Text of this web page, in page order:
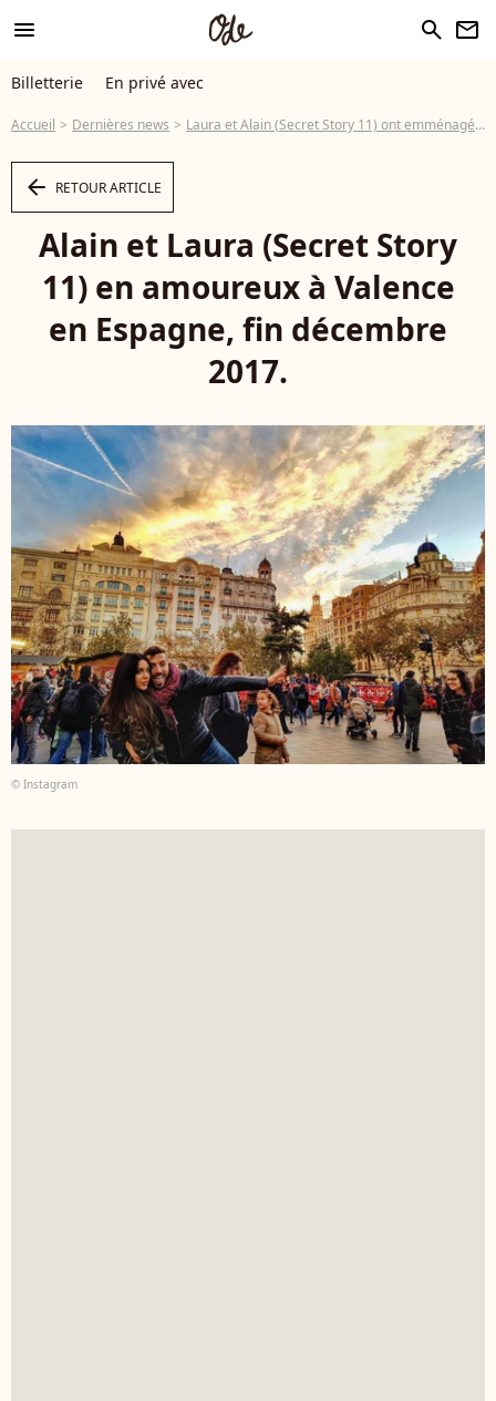
menu search newsletter
Billetterie En privé avec
Accueil Dernières news Laura et Alain (Secret Story 11) ont emménagé ensemble en Espagne
arrow_left RETOUR ARTICLE
Alain et Laura (Secret Story
11) en amoureux à Valence
en Espagne, fin décembre
2017.
© Instagram